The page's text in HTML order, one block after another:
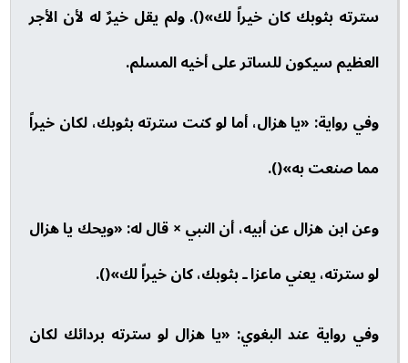
سترته بثوبك كان خيراً لك»(). ولم يقل خيرٌ له لأن الأجر
العظيم سيكون للساتر على أخيه المسلم.
وفي رواية: «يا هزال، أما لو كنت سترته بثوبك، لكان خيراً
مما صنعت به»().
وعن ابن هزال عن أبيه، أن النبي × قال له: «ويحك يا هزال
لو سترته، يعني ماعزا ـ بثوبك، كان خيراً لك»().
وفي رواية عند البغوي: «يا هزال لو سترته بردائك لكان